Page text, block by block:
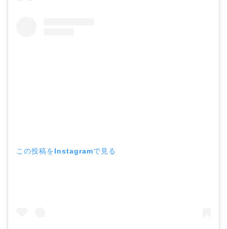
この投稿をInstagramで見る